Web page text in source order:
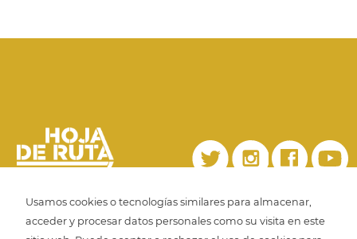
Usamos cookies o tecnologías similares para almacenar,
acceder y procesar datos personales como su visita en este